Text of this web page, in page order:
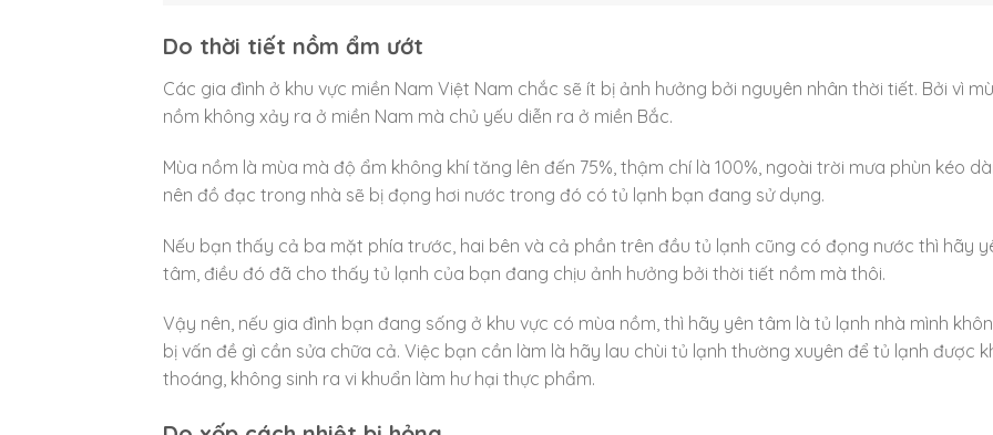
Do thời tiết nồm ẩm ướt
Các gia đình ở khu vực miền Nam Việt Nam chắc sẽ ít bị ảnh hưởng bởi nguyên nhân thời tiết. Bởi vì
nồm không xảy ra ở miền Nam mà chủ yếu diễn ra ở miền Bắc.
Mùa nồm là mùa mà độ ẩm không khí tăng lên đến 75%, thậm chí là 100%, ngoài trời mưa phùn kéo dài
nên đồ đạc trong nhà sẽ bị đọng hơi nước trong đó có tủ lạnh bạn đang sử dụng.
Nếu bạn thấy cả ba mặt phía trước, hai bên và cả phần trên đầu tủ lạnh cũng có đọng nước thì hãy
tâm, điều đó đã cho thấy tủ lạnh của bạn đang chịu ảnh hưởng bởi thời tiết nồm mà thôi.
Vậy nên, nếu gia đình bạn đang sống ở khu vực có mùa nồm, thì hãy yên tâm là tủ lạnh nhà mình
bị vấn đề gì cần sửa chữa cả. Việc bạn cần làm là hãy lau chùi tủ lạnh thường xuyên để tủ lạnh được
thoáng, không sinh ra vi khuẩn làm hư hại thực phẩm.